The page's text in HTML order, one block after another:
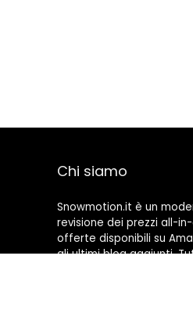
Chi siamo
Snowmotion.it è un
revisione dei prezzi all-
offerte disponibili su
gli ultimi blog aggiunti.